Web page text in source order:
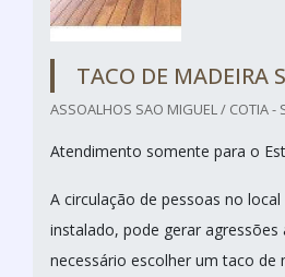
TACO DE MADEIRA
ASSOALHOS SAO MIGUEL / COTIA -
Atendimento somente para o
A circulação de pessoas no
instalado, pode gerar agressões
necessário escolher um taco de